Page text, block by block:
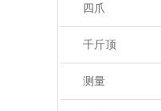
四爪
千斤顶
测量